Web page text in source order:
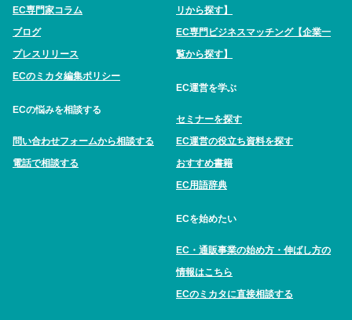
EC専門家コラム
ブログ
プレスリリース
ECのミカタ編集ポリシー
ECの悩みを相談する
問い合わせフォームから相談する
電話で相談する
リから探す】
EC専門ビジネスマッチング【企業一
覧から探す】
EC運営を学ぶ
セミナーを探す
EC運営の役立ち資料を探す
おすすめ書籍
EC用語辞典
ECを始めたい
EC・通販事業の始め方・伸ばし方の
情報はこちら
ECのミカタに直接相談する